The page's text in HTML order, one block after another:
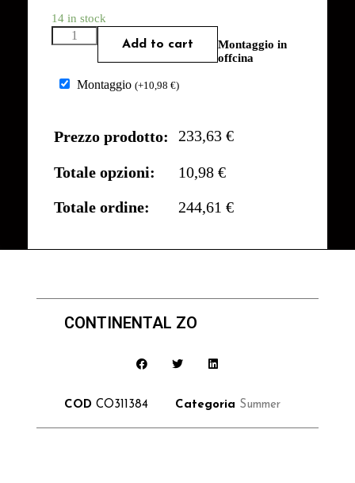
14 in stock
Add to cart
Montaggio in
offcina
Montaggio (+10,98 €)
Prezzo prodotto: 233,63 €
Totale opzioni:
10,98 €
Totale ordine:
244,61 €
CONTINENTAL ZO
COD CO311384 Categoria Summer